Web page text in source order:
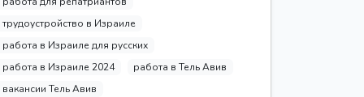
трудоустройство в Израиле
работа в Израиле для русских
работа в Израиле 2024
работа в Тель Авив
вакансии Тель Авив